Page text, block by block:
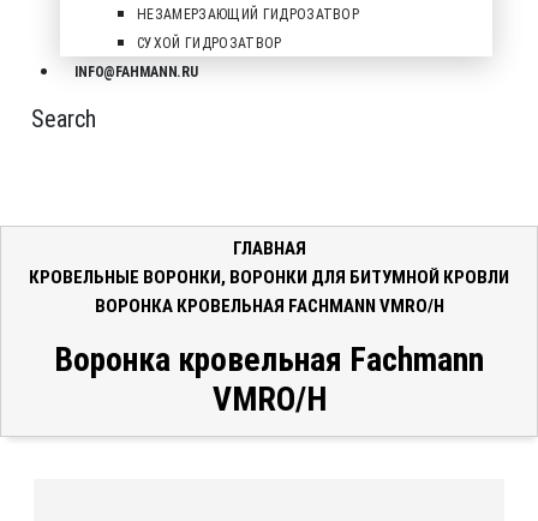
НЕЗАМЕРЗАЮЩИЙ ГИДРОЗАТВОР
СУХОЙ ГИДРОЗАТВОР
INFO@FAHMANN.RU
Search
ГЛАВНАЯ
КРОВЕЛЬНЫЕ ВОРОНКИ, ВОРОНКИ ДЛЯ БИТУМНОЙ КРОВЛИ
ВОРОНКА КРОВЕЛЬНАЯ FACHMANN VMRO/H
Воронка кровельная Fachmann
VMRO/H